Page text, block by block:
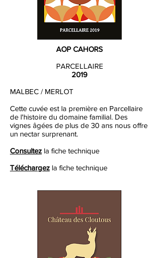
AOP CAHORS
PARCELLAIRE
2019
MALBEC / MERLOT
Cette cuvée est la première en Parcellaire
de l'histoire du domaine familial. Des
vignes âgées de plus de 30 ans nous offre
un nectar surprenant.
Consultez la fiche technique
Téléchargez la fiche technique